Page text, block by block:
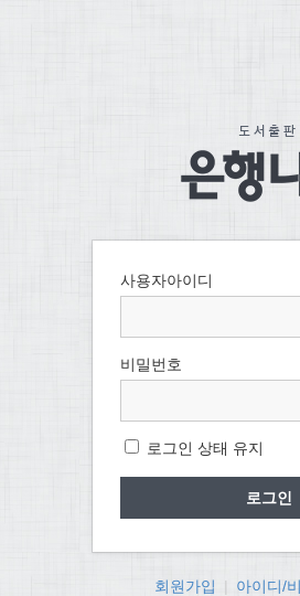
사용자아이디
비밀번호
로그인 상태 유지
회원가입 | 아이디/